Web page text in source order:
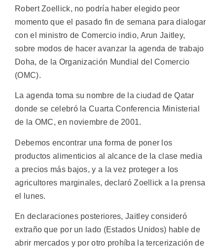
Robert Zoellick, no podría haber elegido peor
momento que el pasado fin de semana para dialogar
con el ministro de Comercio indio, Arun Jaitley,
sobre modos de hacer avanzar la agenda de trabajo
Doha, de la Organización Mundial del Comercio
(OMC).
La agenda toma su nombre de la ciudad de Qatar
donde se celebró la Cuarta Conferencia Ministerial
de la OMC, en noviembre de 2001.
Debemos encontrar una forma de poner los
productos alimenticios al alcance de la clase media
a precios más bajos, y a la vez proteger a los
agricultores marginales, declaró Zoellick a la prensa
el lunes.
En declaraciones posteriores, Jaitley consideró
extraño que por un lado (Estados Unidos) hable de
abrir mercados y por otro prohíba la tercerización de